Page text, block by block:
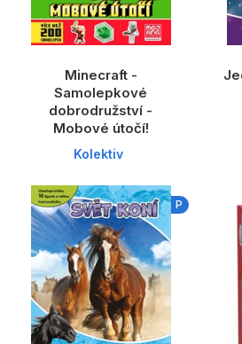
Kalendáře
Komiks
Křížovky
Kuchařky
Počítače
Poezie
Populárně - naučná pro
Populárně - naučné pro
Předškoláci
Příroda a zahrada
Minecraft -
Samolepkové
dobrodružství -
Mobové útočí!
Kolektiv
P